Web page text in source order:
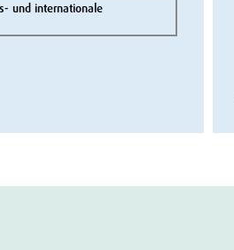
und internationale